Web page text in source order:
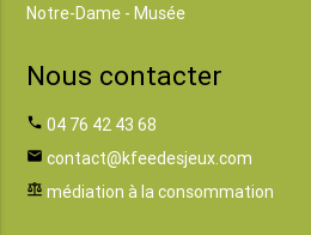
Notre-Dame - Musée
Nous contacter
phone 04 76 42 43 68
email contact@kfeedesjeux.com
balance médiation à la consommation